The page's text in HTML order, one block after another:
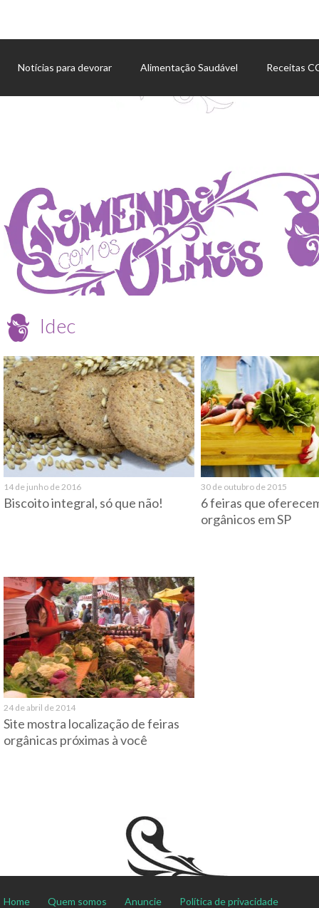
Notícias para devorar Alimentação Saudável Receitas
Idec
14 de junho de 2016
Biscoito integral, só que não!
30 de outubro de 2015
6 feiras que
orgânicos em SP
24 de abril de 2014
Site mostra localização de feiras
orgânicas próximas à você
Home Quem somos Anuncie Política de privacidade